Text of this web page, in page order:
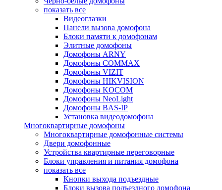
показать все
Видеоглазки
Панели вызова домофона
Блоки памяти к домофонам
Элитные домофоны
Домофоны ARNY
Домофоны COMMAX
Домофоны VIZIT
Домофоны HIKVISION
Домофоны KOCOM
Домофоны NeoLight
Домофоны BAS-IP
Установка видеодомофона
Многоквартирные домофоны
Многоквартирные домофонные системы
Двери домофонные
Устройства квартирные переговорные
Блоки управления и питания домофона
показать все
Кнопки выхода подъездные
Блоки вызова подъездного домофона